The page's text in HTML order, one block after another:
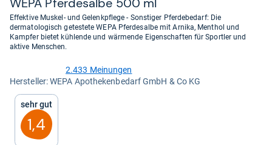
lassen
sich
Effektive Muskel- und Gelenkpflege - Sonstiger Pferdebedarf: Die
dermatologisch getestete WEPA Pferdesalbe mit Arnika, Menthol und
Kampfer bietet kühlende und wärmende Eigenschaften für Sportler und
aktive Menschen.
von
Sternen
2.433 Meinungen
Her­stel­ler: WEPA Apothekenbedarf GmbH & Co KG
Sehr gut
1,4